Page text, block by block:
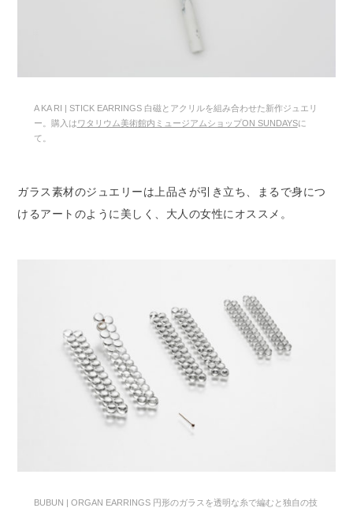
A KA RI | STICK EARRINGS 白磁とアクリルを組み合わせた新作ジュエリ
ー。購入はワタリウム美術館内ミュージアムショップON SUNDAYSに
て。
ガラス素材のジュエリーは上品さが引き立ち、まるで身につ
けるアートのように美しく、大人の女性にオススメ。
BUBUN | ORGAN EARRINGS 円形のガラスを透明な糸で編むと独自の技